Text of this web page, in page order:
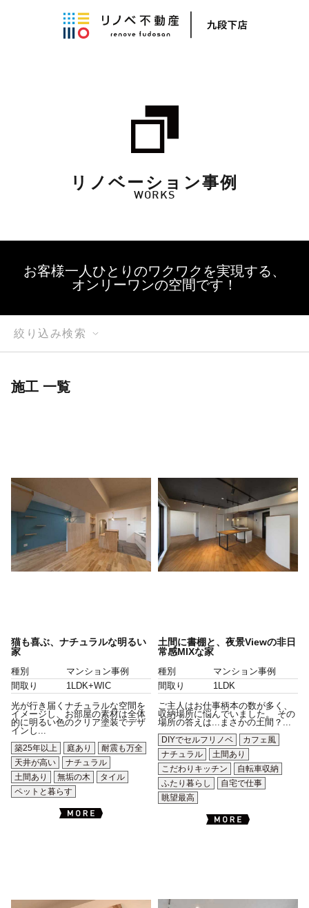
リノベーション事例
WORKS
お客様一人ひとりのワクワクを実現する、
オンリーワンの空間です！
絞り込み検索
施工 一覧
猫も喜ぶ、ナチュラルな明るい
家
種別
マンション事例
間取り
1LDK+WIC
光が行き届くナチュラルな空間を
イメージし、お部屋の素材は全体
的に明るい色のクリア塗装でデザ
インし...
築25年以上
庭あり
耐震も万全
天井が高い
ナチュラル
土間あり
無垢の木
タイル
ペットと暮らす
土間に書棚と、夜景Viewの非日
常感MIXな家
種別
マンション事例
間取り
1LDK
ご主人はお仕事柄本の数が多く、
収納場所に悩んでいました。 その
場所の答えは...まさかの土間？...
DIYでセルフリノベ
カフェ風
ナチュラル
土間あり
こだわりキッチン
自転車収納
ふたり暮らし
自宅で仕事
眺望最高